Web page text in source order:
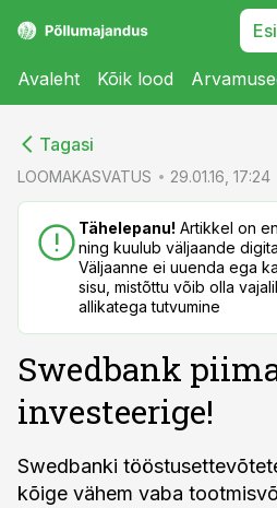
Avaleht Kõik lood
Tagasi
LOOMAKASVATUS 29.01.16, 17:24
Tähelepanu! Artikkel on
ning kuulub väljaande
Väljaanne ei uuenda ega
sisu, mistõttu võib olla
allikatega tutvumine
Swedbank
investeerige!
Swedbanki
kõige vähem vaba